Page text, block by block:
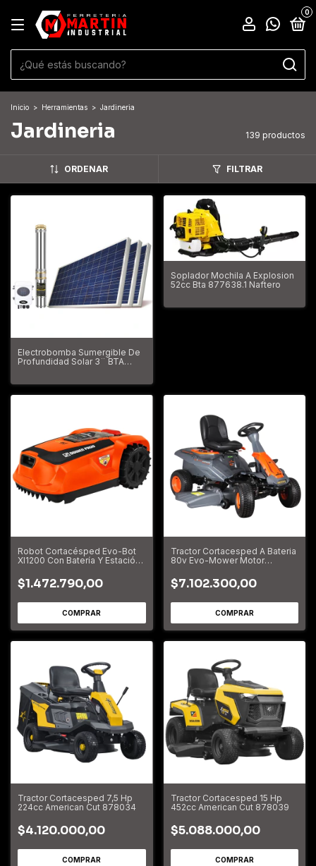
0
Inicio > Herramientas > Jardineria
Jardineria 139 productos
ORDENAR FILTRAR
Electrobomba Sumergible De
Profundidad Solar 3¨ BTA
Soplador Mochila A Explosion
52cc Bta 877638.1 Naftero
Robot Cortacésped Evo-Bot
Xl1200 Con Batería Y Estación
$1.472.790,00
Tractor Cortacesped A Bateria
80v Evo-Mower Motor
$7.102.300,00
Tractor Cortacesped 7,5 Hp
224cc American Cut 878034
$4.120.000,00
Tractor Cortacesped 15 Hp
452cc American Cut 878039
$5.088.000,00